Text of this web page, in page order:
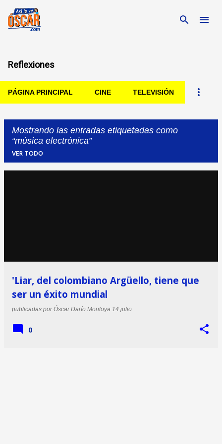
Reflexiones
PÁGINA PRINCIPAL CINE TELEVISIÓN
Mostrando las entradas etiquetadas como
música electrónica
VER TODO
'Liar, del colombiano Argüello, tiene que
ser un éxito mundial
publicadas porÓscar Darío Montoya 14 julio
0